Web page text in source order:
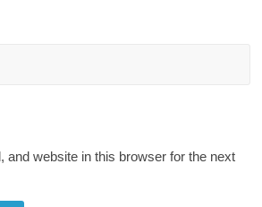
and website in this browser for the next